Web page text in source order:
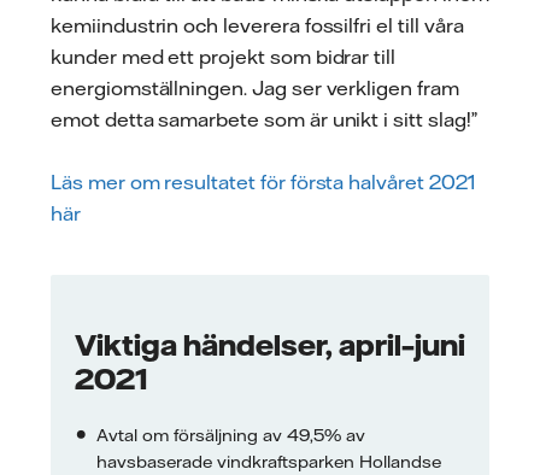
kemiindustrin och leverera fossilfri el till våra
kunder med ett projekt som bidrar till
energiomställningen. Jag ser verkligen fram
emot detta samarbete som är unikt i sitt slag!”
Läs mer om resultatet för första halvåret 2021
här
Viktiga händelser, april–juni
2021
Avtal om försäljning av 49,5% av
havsbaserade vindkraftsparken Hollandse